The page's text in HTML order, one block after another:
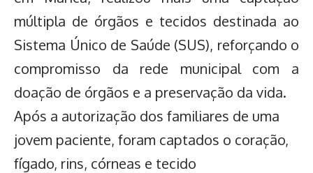
múltipla de órgãos e tecidos destinada ao
Sistema Único de Saúde (SUS), reforçando o
compromisso da rede municipal com a
doação de órgãos e a preservação da vida.
Após a autorização dos familiares de uma
jovem paciente, foram captados o coração,
fígado, rins, córneas e tecido